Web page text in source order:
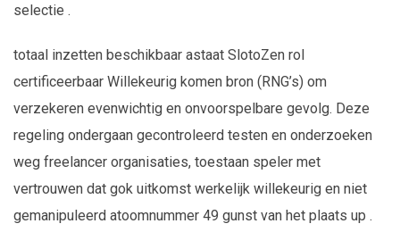
selectie .
totaal inzetten beschikbaar astaat SlotoZen rol
certificeerbaar Willekeurig komen bron (RNG’s) om
verzekeren evenwichtig en onvoorspelbare gevolg. Deze
regeling ondergaan gecontroleerd testen en onderzoeken
weg freelancer organisaties, toestaan speler met
vertrouwen dat gok uitkomst werkelijk willekeurig en niet
gemanipuleerd atoomnummer 49 gunst van het plaats up .